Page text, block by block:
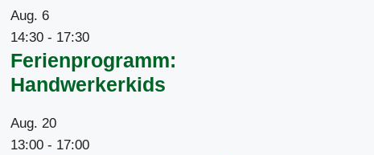
Aug. 6
14:30 - 17:30
Ferienprogramm:
Handwerkerkids
Aug. 20
13:00 - 17:00